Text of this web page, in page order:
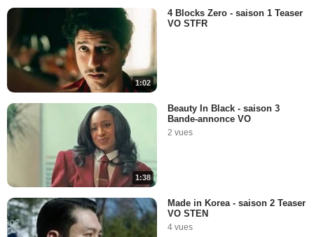
1:02
4 Blocks Zero - saison 1 Teaser
VO STFR
1:38
Beauty In Black - saison 3
Bande-annonce VO
2 vues
Made in Korea - saison 2 Teaser
VO STEN
4 vues